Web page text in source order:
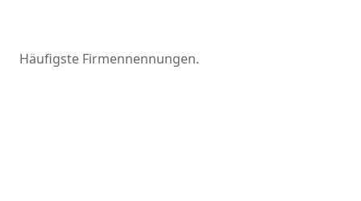
Häufigste Firmennennungen.